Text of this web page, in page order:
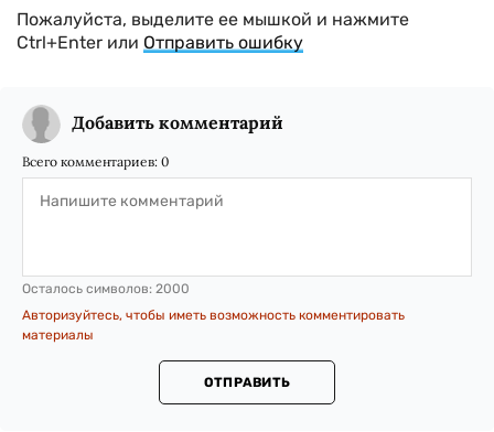
Пожалуйста, выделите ее мышкой и нажмите
Ctrl+Enter или Отправить ошибку
Добавить комментарий
Всего комментариев: 0
Осталось символов: 2000
Авторизуйтесь, чтобы иметь возможность комментировать
материалы
ОТПРАВИТЬ